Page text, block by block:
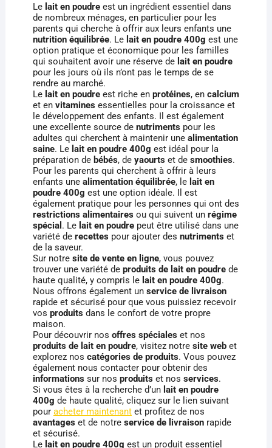
Le lait en poudreest un ingrédient essentiel dans
de nombreux ménages, en particulier pour les
parents qui cherche à offrir aux leurs enfants une
nutrition équilibrée. Le lait en poudre 400g est une
option pratique et économique pour les familles
qui souhaitent avoir une réserve de lait en poudre
pour les jours où ils n’ont pas le temps de se
rendre au marché.
Le lait en poudreest riche en protéines, en calcium
et en vitaminesessentielles pour la croissance et
le développement des enfants. Il est également
une excellente source de nutrimentspour les
adultes qui cherchent à maintenir une alimentation
saine. Le lait en poudre 400g est idéal pour la
préparation de bébés, de yaourtset de smoothies.
Pour les parents qui cherchent à offrir à leurs
enfants une alimentation équilibrée, le lait en
poudre 400g est une option idéale. Il est
également pratique pour les personnes qui ont des
restrictions alimentairesou qui suivent un régime
spécial . Le lait en poudrepeut être utilisé dans une
variété de recettespour ajouter des nutrimentset
de la saveur.
Sur notre site de vente en ligne, vous pouvez
trouver une variété de produits de lait en poudrede
haute qualité, y compris le lait en poudre 400g.
Nous offrons également un service de livraison
rapide et sécurisé pour que vous puissiez recevoir
vos produitsdans le confort de votre propre
maison.
Pour découvrir nos offres spécialeset nos
produits de lait en poudre, visitez notre site webet
explorez nos catégories de produits. Vous pouvez
également nous contacter pour obtenir des
informationssur nos produitset nos services.
Si vous êtes à la recherche d’un lait en poudre
400g de haute qualité, cliquez sur le lien suivant
pour acheter maintenantet profitez de nos
avantageset de notre service de livraisonrapide
et sécurisé.
Le lait en poudre 400g est un produit essentiel